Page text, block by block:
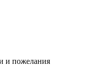
и пожелания